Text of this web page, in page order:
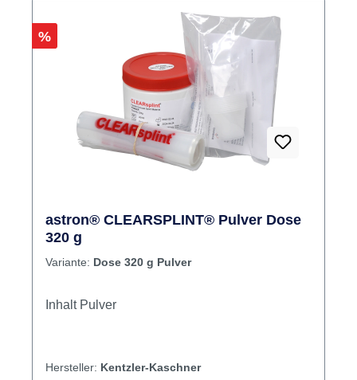
Rabatt
%
astron® CLEARSPLINT® Pulver Dose
320 g
Variante: Dose 320 g Pulver
Inhalt Pulver
Hersteller: Kentzler-Kaschner